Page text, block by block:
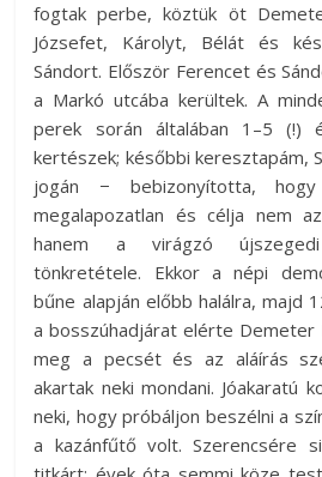
fogtak perbe, köztük öt
Józsefet, Károlyt, Bélát és
Sándort. Először Ferencet és
a Markó utcába kerültek. A
perek során általában 1–5 (!)
kertészek; későbbi keresztapám,
jogán − bebizonyította,
megalapozatlan és célja nem
hanem a virágzó újszegedi
tönkretétele. Ekkor a népi
bűne alapján előbb halálra, majd
a bosszúhadjárat elérte Demeter
meg a pecsét és az aláírás
akartak neki mondani. Jóakaratú
neki, hogy próbáljon beszélni a
a kazánfűtő volt. Szerencsére